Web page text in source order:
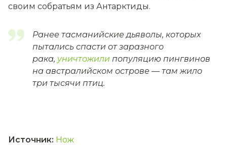
своим собратьям из Антарктиды.
Ранее тасманийские дьяволы, которых
пытались спасти от заразного
рака, уничтожили популяцию пингвинов
на австралийском острове — там жило
три тысячи птиц.
Источник: Нож